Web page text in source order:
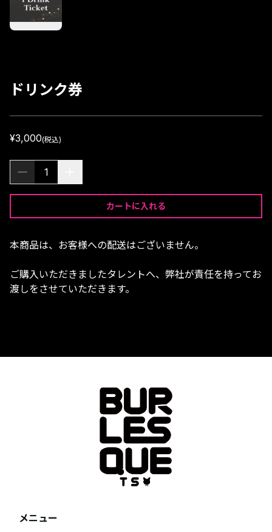
ドリンク券
¥3,000(税込)
1
カートに入れる
本商品は、お客様への配送はございません。
ご購入いただきましたタレントへ、弊社が責任を持ってお
渡しをさせていただきます。
メニュー